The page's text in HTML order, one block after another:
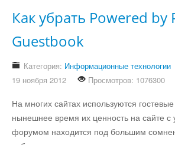
Как убрать Powered by
Guestbook
Категория: Информационные технологии
19 ноября 2012
Просмотров: 1076300
На многих сайтах используются
нынешнее время их ценность на сайте с
форумом находится под большим